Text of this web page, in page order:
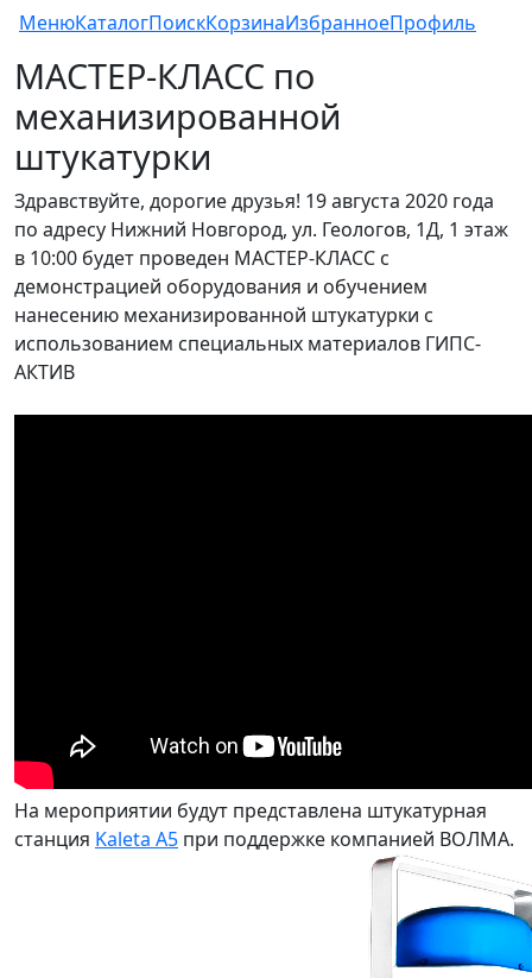
МенюКаталогПоискКорзинаИзбранноеПрофиль
МАСТЕР-КЛАСС по
механизированной
штукатурки
Здравствуйте, дорогие друзья! 19 августа 2020 года
по адресу Нижний Новгород, ул. Геологов, 1Д, 1 этаж
в 10:00 будет проведен МАСТЕР-КЛАСС с
демонстрацией оборудования и обучением
нанесению механизированной штукатурки с
использованием специальных материалов ГИПС-
АКТИВ
На мероприятии будут представлена штукатурная
станция Kaleta A5 при поддержке компанией ВОЛМА.